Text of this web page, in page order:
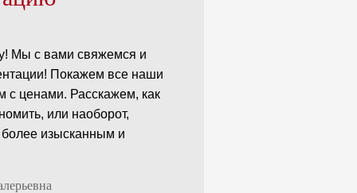
Мы с вами свяжемся и
Покажем все наши
с ценами. Расскажем, как
или наоборот,
изысканным и